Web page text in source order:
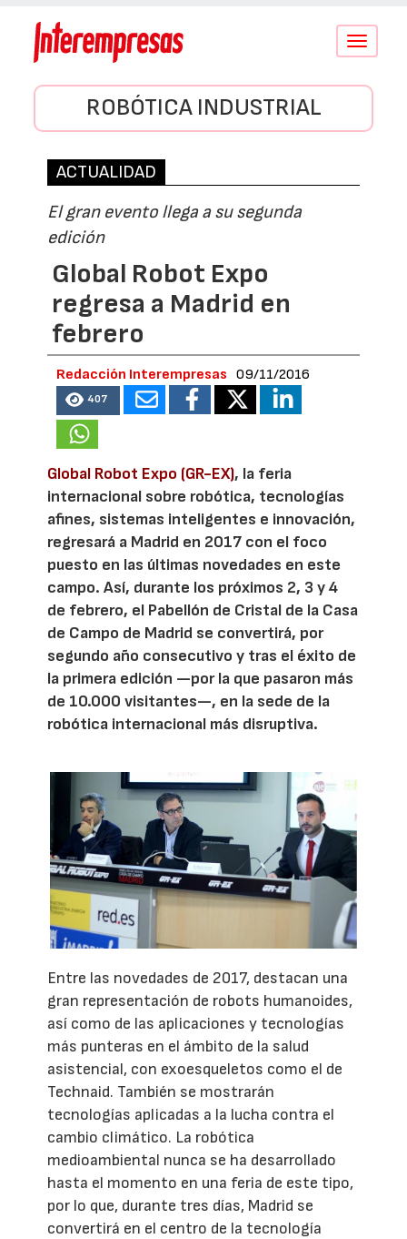
Conmutar
ROBÓTICA INDUSTRIAL
ACTUALIDAD
El gran evento llega a su segunda
edición
Global Robot Expo
regresa a Madrid en
febrero
Redacción Interempresas 09/11/2016
407
Global Robot Expo (GR-EX), la feria
internacional sobre robótica, tecnologías
afines, sistemas inteligentes e innovación,
regresará a Madrid en 2017 con el foco
puesto en las últimas novedades en este
campo. Así, durante los próximos 2, 3 y 4
de febrero, el Pabellón de Cristal de la Casa
de Campo de Madrid se convertirá, por
segundo año consecutivo y tras el éxito de
la primera edición —por la que pasaron más
de 10.000 visitantes—, en la sede de la
robótica internacional más disruptiva.
Entre las novedades de 2017, destacan una
gran representación de robots humanoides,
así como de las aplicaciones y tecnologías
más punteras en el ámbito de la salud
asistencial, con exoesqueletos como el de
Technaid. También se mostrarán
tecnologías aplicadas a la lucha contra el
cambio climático. La robótica
medioambiental nunca se ha desarrollado
hasta el momento en una feria de este tipo,
por lo que, durante tres días, Madrid se
convertirá en el centro de la tecnología